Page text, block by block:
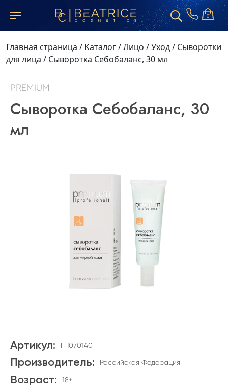
0
Главная страница / Каталог/Лицо /Уход/ Сыворотки
для лица / Сыворотка Себобаланс, 30 мл
PREMIUM
Сыворотка Себобаланс, 30
мл
Артикул: ГП070140
Производитель: Российская Федерация
Возраст: 18+